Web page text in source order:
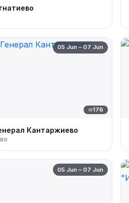
05 Jun – 07 Jun
176
Кантаржиево
05 Jun – 07 Jun